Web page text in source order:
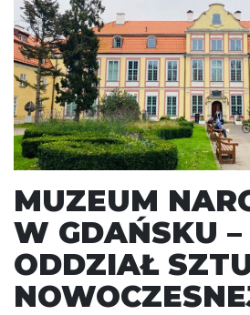
MUZEUM
W GDAŃSKU –
ODDZIAŁ